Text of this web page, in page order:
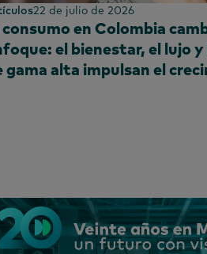
22 de julio de 2026
consumo en Colombia
el bienestar, el lujo y
gama alta impulsan el